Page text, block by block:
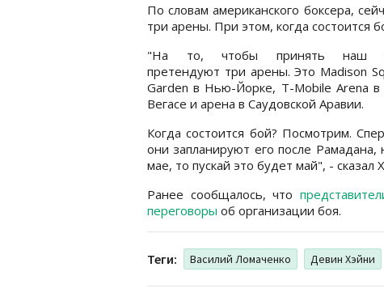
По словам американского боксера,
три арены. При этом, когда состоится
"На то, чтобы принять наш
претендуют три арены. Это Madison
Garden в Нью-Йорке, T-Mobile Arena в
Вегасе и арена в Саудовской Аравии.
Когда состоится бой? Посмотрим.
они запланируют его после
мае, то пускай это будет май", - сказал
Ранее сообщалось, что
переговоры об организации боя.
Теги: Василий Ломаченко Девин Хэйни